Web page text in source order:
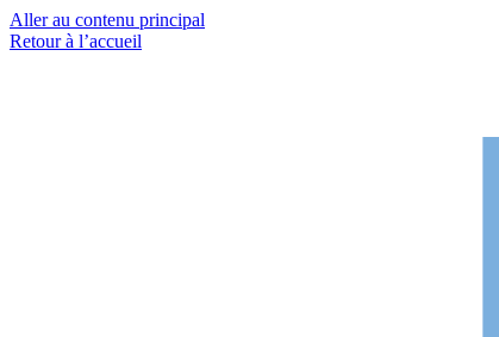
Aller au contenu principal
Retour à l’accueil